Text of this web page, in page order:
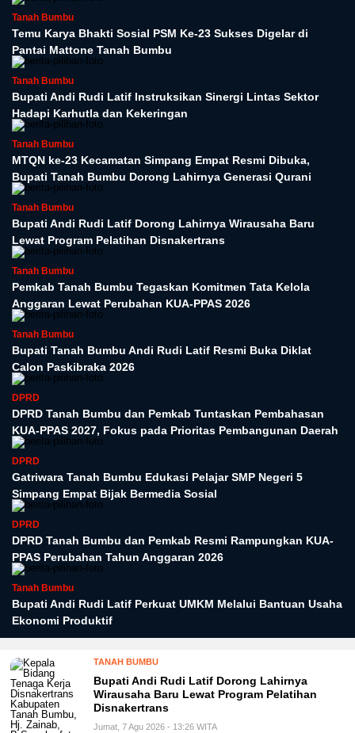
Tanah Bumbu
Temu Karya Bhakti Sosial PSM Ke-23 Sukses Digelar di
Pantai Mattone Tanah Bumbu
Tanah Bumbu
Bupati Andi Rudi Latif Instruksikan Sinergi Lintas Sektor
Hadapi Karhutla dan Kekeringan
Tanah Bumbu
MTQN ke-23 Kecamatan Simpang Empat Resmi Dibuka,
Bupati Tanah Bumbu Dorong Lahirnya Generasi Qurani
Tanah Bumbu
Bupati Andi Rudi Latif Dorong Lahirnya Wirausaha Baru
Lewat Program Pelatihan Disnakertrans
Tanah Bumbu
Pemkab Tanah Bumbu Tegaskan Komitmen Tata Kelola
Anggaran Lewat Perubahan KUA-PPAS 2026
Tanah Bumbu
Bupati Tanah Bumbu Andi Rudi Latif Resmi Buka Diklat
Calon Paskibraka 2026
DPRD
DPRD Tanah Bumbu dan Pemkab Tuntaskan Pembahasan
KUA-PPAS 2027, Fokus pada Prioritas Pembangunan Daerah
DPRD
Gatriwara Tanah Bumbu Edukasi Pelajar SMP Negeri 5
Simpang Empat Bijak Bermedia Sosial
DPRD
DPRD Tanah Bumbu dan Pemkab Resmi Rampungkan KUA-
PPAS Perubahan Tahun Anggaran 2026
Tanah Bumbu
Bupati Andi Rudi Latif Perkuat UMKM Melalui Bantuan Usaha
Ekonomi Produktif
TANAH BUMBU
Bupati Andi Rudi Latif Dorong Lahirnya
Wirausaha Baru Lewat Program Pelatihan
Disnakertrans
Jumat, 7 Agu 2026 - 13:26 WITA